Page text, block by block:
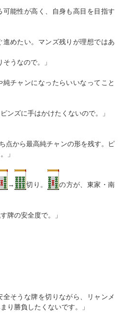
可能性が高く、自身も高目を目指す
進めたい。マンズ残りが理想ではあ
うなので。」
純チャンになったらいいなってこと
ンズに手はかけたくないので。」
点から最高純チャンの形を残す。ピ
」
→ 切り。
の方が、東家・南
牌の安全度で。」
全そうな牌を切りながら、リャンメ
り勝負したくないです。」